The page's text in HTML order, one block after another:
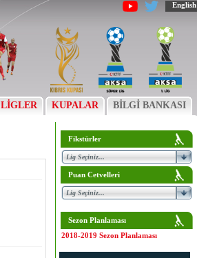
English
LİGLER KUPALAR BİLGİ BANKASI
Fikstürler
Puan Cetvelleri
Sezon Planlaması
2018-2019 Sezon Planlaması